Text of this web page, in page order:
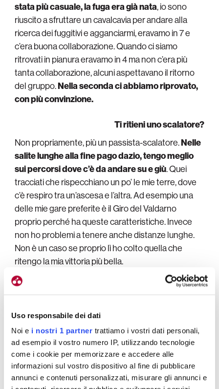
Uso responsabile dei dati
Noi e i nostri 1 partner trattiamo i vostri dati personali,
ad esempio il vostro numero IP, utilizzando tecnologie
come i cookie per memorizzare e accedere alle
informazioni sul vostro dispositivo al fine di pubblicare
annunci e contenuti personalizzati, misurare gli annunci e
stata più casuale, la fuga era già nata, io sono
riuscito a sfruttare un cavalcavia per andare alla
ricerca dei fuggitivi e agganciarmi, eravamo in 7 e
c’era buona collaborazione. Quando ci siamo
ritrovati in pianura eravamo in 4 ma non c’era più
tanta collaborazione, alcuni aspettavano il ritorno
del gruppo.Nella seconda ci abbiamo riprovato,
con più convinzione.
Ti ritieni uno scalatore?
Non propriamente, più un passista-scalatore.Nelle
salite lunghe alla fine pago dazio, tengo meglio
sui percorsi dove c’è da andare su e giù. Quei
tracciati che rispecchiano un po’ le mie terre, dove
c’è respiro tra un’ascesa e l’altra. Ad esempio una
delle mie gare preferite è il Giro del Valdarno
proprio perché ha queste caratteristiche. Invece
non ho problemi a tenere anche distanze lunghe.
Non è un caso se proprio lì ho colto quella che
ritengo la mia vittoria più bella.